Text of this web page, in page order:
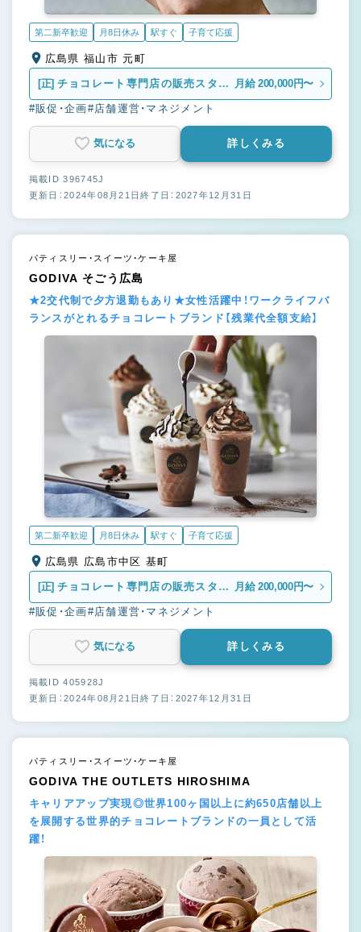
第二新卒歓迎 月8日休み 駅すぐ 子育て応援
広島県 福山市 元町
[正] チョコレート専門店の販売スタッ
フ
月給 200,000円〜
#販促・企画#店舗運営・マネジメント
気になる 詳しくみる
掲載ID 396745J
更新日：2024年08月21日終了日：2027年12月31日
パティスリー・スイーツ・ケーキ屋
GODIVA そごう広島
★2交代制で夕方退勤もあり★女性活躍中！ワークライフバ
ランスがとれるチョコレートブランド【残業代全額支給】
第二新卒歓迎 月8日休み 駅すぐ 子育て応援
広島県 広島市中区 基町
[正] チョコレート専門店の販売スタッ
フ
月給 200,000円〜
#販促・企画#店舗運営・マネジメント
気になる 詳しくみる
掲載ID 405928J
更新日：2024年08月21日終了日：2027年12月31日
パティスリー・スイーツ・ケーキ屋
GODIVA THE OUTLETS HIROSHIMA
キャリアアップ実現◎世界100ヶ国以上に約650店舗以上
を展開する世界的チョコレートブランドの一員として活
躍！